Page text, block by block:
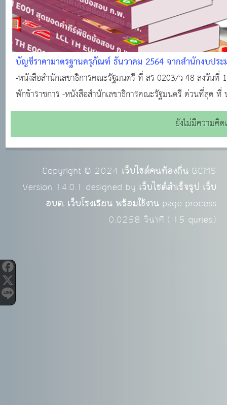
บัญชีราคามาตรฐานครุภัณฑ์ ธันวาคม 2564 จากสำนักงบปร
-หนังสือสำนักเลขาธิการคณะรัฐมนตรี ที่ สร 0203/ว 48 ลงวัน
พักข้าราชการ -หนังสือสำนักเลขาธิการคณะรัฐมนตรี ด่วนที่สุด
เกณฑ์ แนวทาง
ยังไม่มีความคิ
Copyright © 2024 เว็บไซต์คนท้องถิ่นGCMS
Version 14.0.1 designed by เว็บไซต์สำเร็จรูป เว็บ
อบต. เว็บโรงเรียน พร้อมใช้งานpage process
0.0258 วินาที ( 15 quries.)